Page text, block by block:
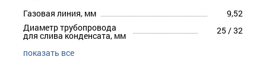
Газовая линия, мм
9,52
Диаметр трубопровода
для слива конденсата, мм 25 / 32
показать все